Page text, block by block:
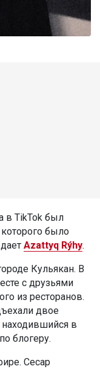
в TikTok был
которого было
Azattyq Rýhy.
Кульякан. В
с друзьями
из ресторанов.
двое
в
блогеру.
Сесар